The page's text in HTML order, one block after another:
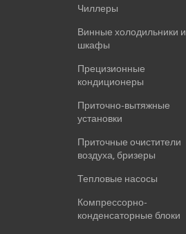
Чиллеры
Винные холодильники и
шкафы
Прецизионные
кондиционеры
Приточно-вытяжные
установки
Приточные очистители
воздуха, бризеры
Тепловые насосы
Компрессорно-
конденсаторные блоки